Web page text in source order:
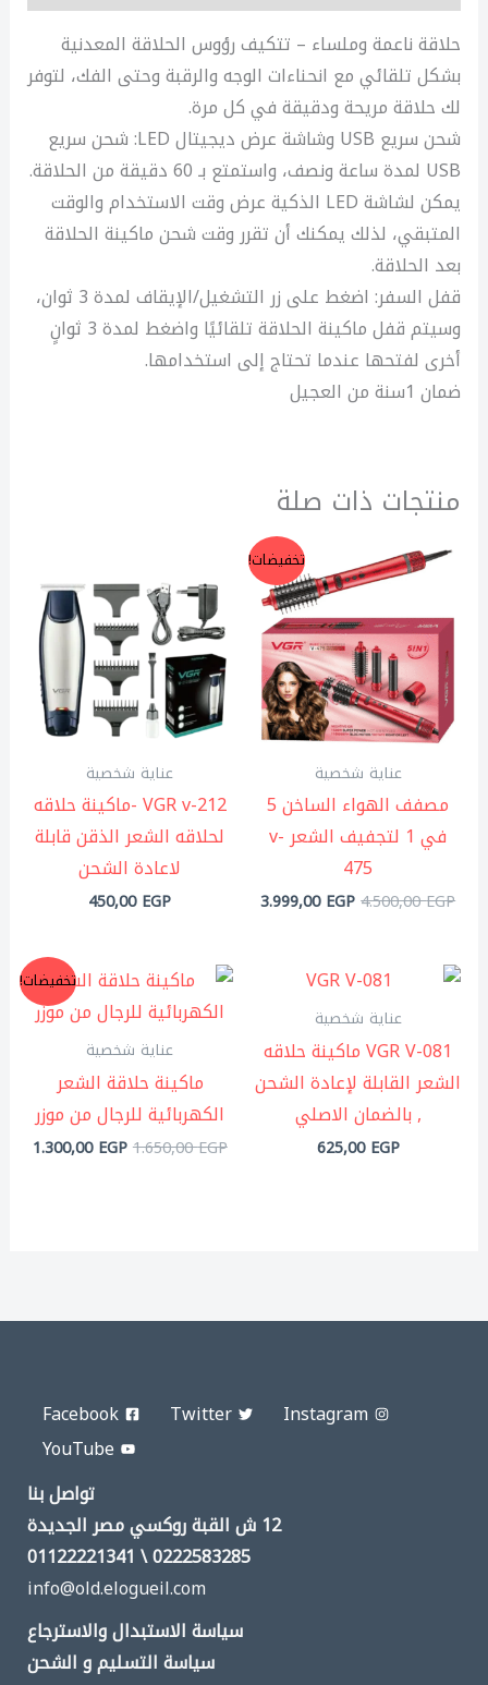
حلاقة ناعمة وملساء – تتكيف رؤوس الحلاقة المعدنية
بشكل تلقائي مع انحناءات الوجه والرقبة وحتى الفك، لتوفر
لك حلاقة مريحة ودقيقة في كل مرة.
شحن سريع USB وشاشة عرض ديجيتال LED: شحن سريع
USB لمدة ساعة ونصف، واستمتع بـ 60 دقيقة من الحلاقة.
يمكن لشاشة LED الذكية عرض وقت الاستخدام والوقت
المتبقي، لذلك يمكنك أن تقرر وقت شحن ماكينة الحلاقة
بعد الحلاقة.
قفل السفر: اضغط على زر التشغيل/الإيقاف لمدة 3 ثوان،
وسيتم قفل ماكينة الحلاقة تلقائيًا واضغط لمدة 3 ثوانٍ
أخرى لفتحها عندما تحتاج إلى استخدامها.
ضمان 1سنة من العجيل
منتجات ذات صلة
تخفيضات!
عناية شخصية
مصفف الهواء الساخن 5
في 1 لتجفيف الشعر v-
475
4.500,00EGP
الأصلي
هو:
4.500,00 EGP.
3.999,00EGP
السعر
الحالي
هو:
3.999,00 EGP.
عناية شخصية
VGR v-212 -ماكينة حلاقه
لحلاقه الشعر الذقن قابلة
لاعادة الشحن
450,00EGP
عناية شخصية
VGR V-081 ماكينة حلاقه
الشعر القابلة لإعادة الشحن
, بالضمان الاصلي
625,00EGP
تخفيضات!
عناية شخصية
ماكينة حلاقة الشعر
الكهربائية للرجال من موزر
1.650,00EGP
السعر
الأصلي
هو:
1.650,00 EGP.
1.300,00EGP
هو:
Instagram
Twitter
Facebook
YouTube
تواصل بنا
12 ش القبة روكسي مصر الجديدة
0222583285 \ 01122221341
info@old.elogueil.com
سياسة الاستبدال والاسترجاع
سياسة التسليم و الشحن